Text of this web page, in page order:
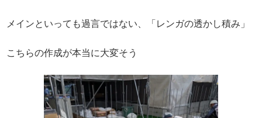
メインといっても過言ではない、「レンガの透かし積み」
こちらの作成が本当に大変そう